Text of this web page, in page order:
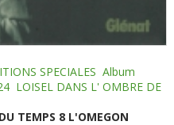
SPECIALES Album
LOISEL DANS L' OMBRE DE
TEMPS 8 L'OMEGON